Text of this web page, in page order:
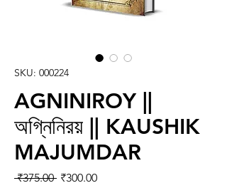
SKU: 000224
AGNINIROY ||
অগ্নিনিরয় || KAUSHIK
MAJUMDAR
₹375.00 Regular Price
₹300.00Sale Price